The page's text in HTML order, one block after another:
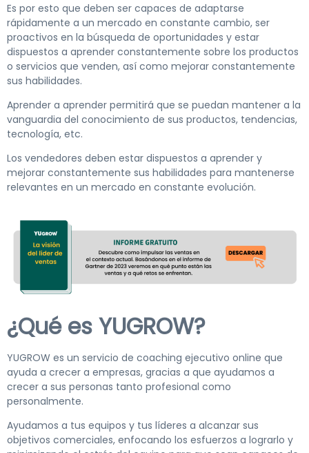
Es por esto que deben ser capaces de adaptarse
rápidamente a un mercado en constante cambio, ser
proactivos en la búsqueda de oportunidades y estar
dispuestos a aprender constantemente sobre los productos
o servicios que venden, así como mejorar constantemente
sus habilidades.
Aprender a aprender permitirá que se puedan mantener a la
vanguardia del conocimiento de sus productos, tendencias,
tecnología, etc.
Los vendedores deben estar dispuestos a aprender y
mejorar constantemente sus habilidades para mantenerse
relevantes en un mercado en constante evolución.
¿Qué es YUGROW?
YUGROW es un servicio de coaching ejecutivo online que
ayuda a crecer a empresas, gracias a que ayudamos a
crecer a sus personas tanto profesional como
personalmente.
Ayudamos a tus equipos y tus líderes a alcanzar sus
objetivos comerciales, enfocando los esfuerzos a lograrlo y